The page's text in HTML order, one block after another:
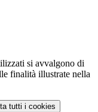
si avvalgono di
finalità illustrate nella
tutti i cookies